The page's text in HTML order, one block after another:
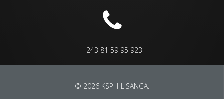
+243 81 59 95 923
© 2026 KSPH-LISANGA.